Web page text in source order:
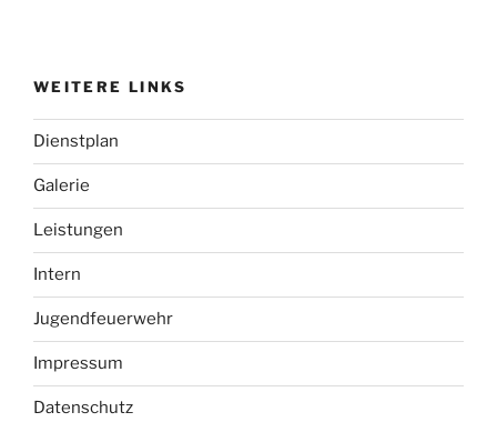
WEITERE LINKS
Dienstplan
Galerie
Leistungen
Intern
Jugendfeuerwehr
Impressum
Datenschutz